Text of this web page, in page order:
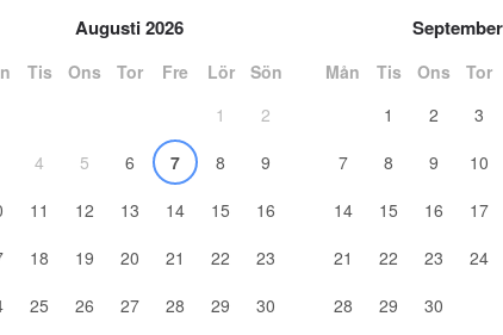
Augusti 2026
Tis Ons Tor Fre Lör
Sön
1
2
4 5 6 7 8
9
11 12 13 14 15
16
18 19 20 21 22
23
25 26 27 28 29
30
Mån Tis Ons Tor
1
2 3
7
8 9 10
14
15 16 17
21
22 23 24
28
29 30